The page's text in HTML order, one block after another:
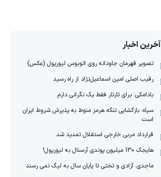
آخرین اخبار
تصویر قهرمان جاودانه روی اتوبوس لیورپول (عکس)
رقیب اصلی امین اسماعیل‌نژاد از راه رسید
بادامکی: برای تارتار فقط یک نگرانی دارم
سپاه: بازگشایی تنگه هرمز منوط به پذیرش شروط ایران
است
قرارداد مربی خارجی استقلال تمدید شد
هایجک 130 میلیون پوندی آرسنال به لیورپول!
ماجدی: آزادی و تختی تا پایان سال به لیگ نمی رسند